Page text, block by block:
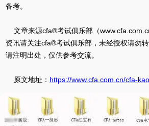
备考。
文章来源cfa®考试俱乐部（
资讯请关注cfa®考试俱乐部，未经授权请勿
请注明出处，仅供参考交流。
原文地址： https://www.cfa.com.cn/cfa-